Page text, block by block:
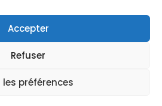
Accepter
Refuser
les préférences
(UE)
confidentialité